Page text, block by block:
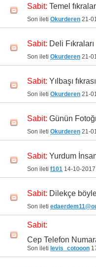
Sabit: Temel
Son ileti Okurderen 21-
Sabit: Deli Fıkraları
Son ileti Okurderen 21-
Sabit: Yılbaşı fıkrası
Son ileti Okurderen 21-
Sabit: Günün
Son ileti Okurderen 21-
Sabit: Yurdum
Son ileti f101 14-10-2017
Sabit: Dilekçe böyle
Son ileti
Sabit:
Cep Telefon
Son ileti levis_cotooon